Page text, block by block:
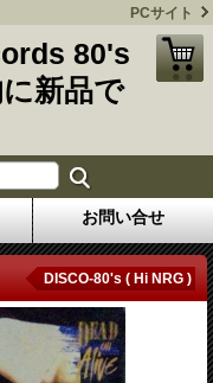
PCサイト
80's
新品で
お問い合せ
DISCO-80's ( Hi NRG )